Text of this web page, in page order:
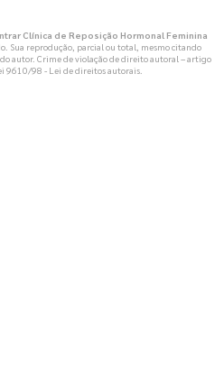
Clínica de Reposição Hormonal Feminina
Sua reprodução, parcial ou total, mesmo citando
autor. Crime de violação de direito autoral – artigo
9610/98 - Lei de direitos autorais.